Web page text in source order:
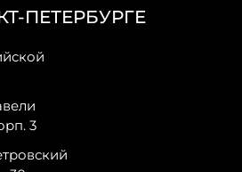
ПЕТЕРБУРГЕ
3